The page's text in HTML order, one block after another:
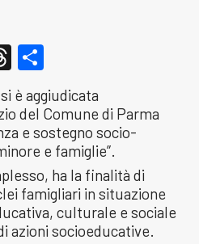
Threads
è aggiudicata
del Comune di Parma
e sostegno socio-
e famiglie”.
ha la finalità di
famigliari in situazione
culturale e sociale
azioni socioeducative.